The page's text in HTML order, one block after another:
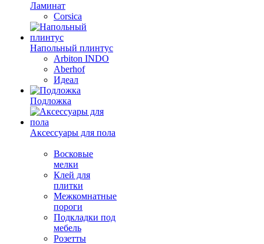
Ламинат
Corsica
Напольный плинтус
Arbiton INDO
Aberhof
Идеал
Подложка
Аксессуары для пола
Восковые
мелки
Клей для
плитки
Межкомнатные
пороги
Подкладки под
мебель
Розетты